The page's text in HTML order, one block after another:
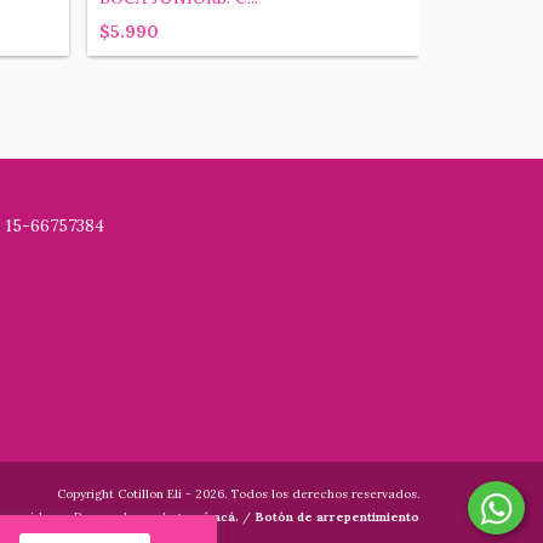
$5.990
66757384
Copyright Cotillon Eli - 2026. Todos los derechos reservados.
Para reclamos ingresá acá. / Botón de arrepentimiento